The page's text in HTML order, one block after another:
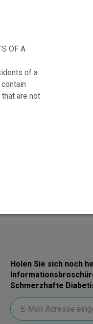
Holen Sie sich noch
Schmerzhafte
OF A
of a
are not